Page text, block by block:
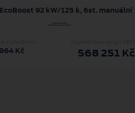
92 kW/125 k, 6st. manuální
568 251 Kč
Kč